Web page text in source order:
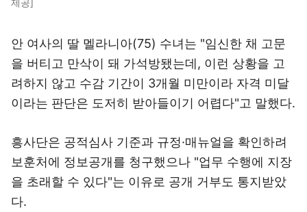
제공]
안 여사의 딸 멜라니아(75) 수녀는 "임신한 채 고문
을 버티고 만삭이 돼 가석방됐는데, 이런 상황을 고
려하지 않고 수감 기간이 3개월 미만이라 자격 미달
이라는 판단은 도저히 받아들이기 어렵다"고 말했다.
흥사단은 공적심사 기준과 규정·매뉴얼을 확인하려
보훈처에 정보공개를 청구했으나 "업무 수행에 지장
을 초래할 수 있다"는 이유로 공개 거부도 통지받았
다.